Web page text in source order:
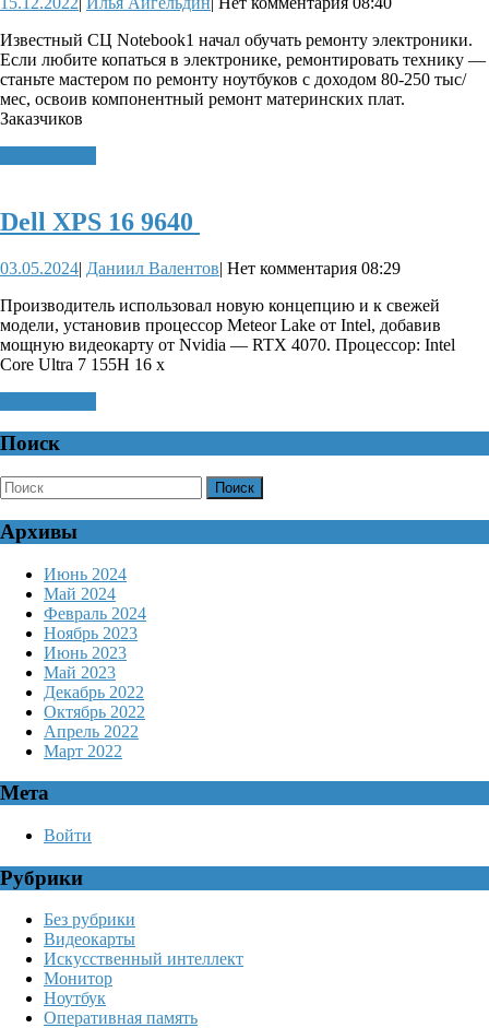
ноутбуков
запустил
онлайн-
обучение
Известный СЦ Notebook1 начал обучать ремонту электроники.
Если любите копаться в электронике, ремонтировать технику —
станьте мастером по ремонту ноутбуков с доходом 80-250 тыс/
мес, освоив компонентный ремонт материнских плат.
Заказчиков
Dell XPS 16 9640
16
9640
03.05.202403.05.2024
| Даниил ВалентовДаниил
| Нет комментария 08:29
Производитель использовал новую концепцию и к свежей
модели, установив процессор Meteor Lake от Intel, добавив
мощную видеокарту от Nvidia — RTX 4070. Процессор: Intel
Core Ultra 7 155H 16 x
Поиск
Найти:
Архивы
Июнь 2024
Май 2024
Февраль 2024
Ноябрь 2023
Июнь 2023
Май 2023
Декабрь 2022
Октябрь 2022
Апрель 2022
Март 2022
Мета
Войти
Рубрики
Без рубрики
Видеокарты
Искусственный интеллект
Монитор
Ноутбук
Оперативная память